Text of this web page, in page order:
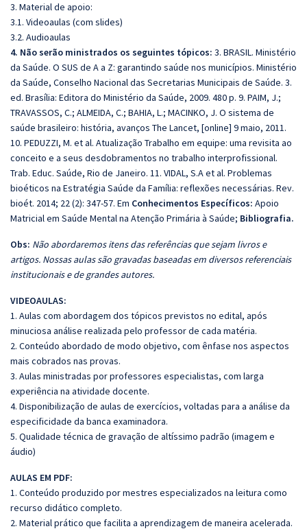
3. Material de apoio:
3.1. Videoaulas (com slides)
3.2. Audioaulas
4. Não serão ministrados os seguintes tópicos: 3. BRASIL. Ministério
da Saúde. O SUS de A a Z: garantindo saúde nos municípios. Ministério
da Saúde, Conselho Nacional das Secretarias Municipais de Saúde. 3.
ed. Brasília: Editora do Ministério da Saúde, 2009. 480 p. 9. PAIM, J.;
TRAVASSOS, C.; ALMEIDA, C.; BAHIA, L.; MACINKO, J. O sistema de
saúde brasileiro: história, avanços The Lancet, [online] 9 maio, 2011.
10. PEDUZZI, M. et al. Atualização Trabalho em equipe: uma revisita ao
conceito e a seus desdobramentos no trabalho interprofissional.
Trab. Educ. Saúde, Rio de Janeiro. 11. VIDAL, S.A et al. Problemas
bioéticos na Estratégia Saúde da Família: reflexões necessárias. Rev.
bioét. 2014; 22 (2): 347-57. Em Conhecimentos Específicos: Apoio
Matricial em Saúde Mental na Atenção Primária à Saúde; Bibliografia.
Obs: Não abordaremos itens das referências que sejam livros e
artigos. Nossas aulas são gravadas baseadas em diversos referenciais
institucionais e de grandes autores.
VIDEOAULAS:
1. Aulas com abordagem dos tópicos previstos no edital, após
minuciosa análise realizada pelo professor de cada matéria.
2. Conteúdo abordado de modo objetivo, com ênfase nos aspectos
mais cobrados nas provas.
3. Aulas ministradas por professores especialistas, com larga
experiência na atividade docente.
4. Disponibilização de aulas de exercícios, voltadas para a análise da
especificidade da banca examinadora.
5. Qualidade técnica de gravação de altíssimo padrão (imagem e
áudio)
AULAS EM PDF:
1. Conteúdo produzido por mestres especializados na leitura como
recurso didático completo.
2. Material prático que facilita a aprendizagem de maneira acelerada.